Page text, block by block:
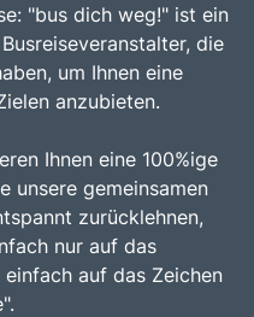
"bus dich weg!" ist ein
die
um Ihnen eine
anzubieten.
Ihnen eine 100%ige
unsere gemeinsamen
zurücklehnen,
nur auf das
auf das Zeichen